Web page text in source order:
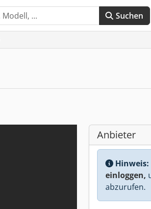
Suchen
Anbieter
Hinweis:
einloggen,
abzurufen.